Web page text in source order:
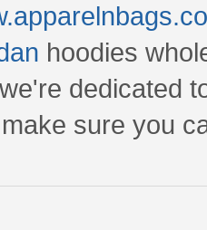
hoodies
dedicated
sure you